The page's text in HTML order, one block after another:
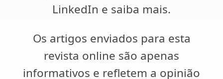
LinkedIn e saiba mais.
Os artigos enviados para esta
revista online são apenas
informativos e refletem a opinião